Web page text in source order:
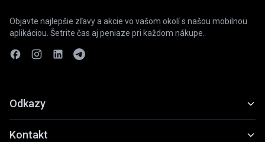
Objavte najlepšie zľavy a akcie vo vašom okolí s našou mobilnou
aplikáciou. Šetrite čas aj peniaze pri každom nákupe.
Odkazy
Funkcie
Kontakt